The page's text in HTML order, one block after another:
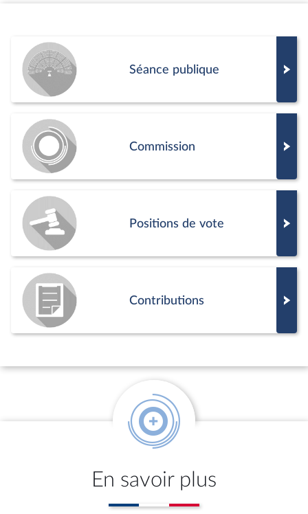
Séance publique
Commission
Positions de vote
Contributions
En savoir plus